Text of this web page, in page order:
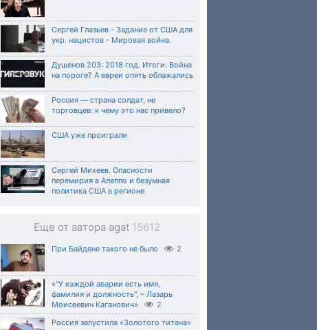
Сергей Глазьев - Задание от США для
укр. нацистов - Мировая война.
Душенов 203: 2018 год. Итоги. Война
на пороге? А евреи опять облажались
Россия — страна солдат, не
торговцев: к чему это нас привело?
США уже проиграли
Сергей Михеев. Опасности
перемирия в Алеппо и безумная
политика США в регионе
Еще от автора agat 15612
При Байдене такого не было 2
«"У каждой аварии есть имя,
фамилия и должность", – Лазарь
Моисеевич Каганович»
2
Россия запустила «Золотого титана»